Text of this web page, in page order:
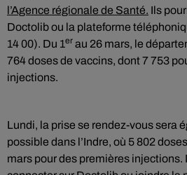
l’Agence régionale de Santé. Ils
Doctolib ou la plateforme
14 00). Du 1er au 26 mars, le
764 doses de vaccins, dont 7 753
injections.
Lundi, la prise se rendez-vous sera
possible dans l’Indre, où 5 802
mars pour des premières injections.